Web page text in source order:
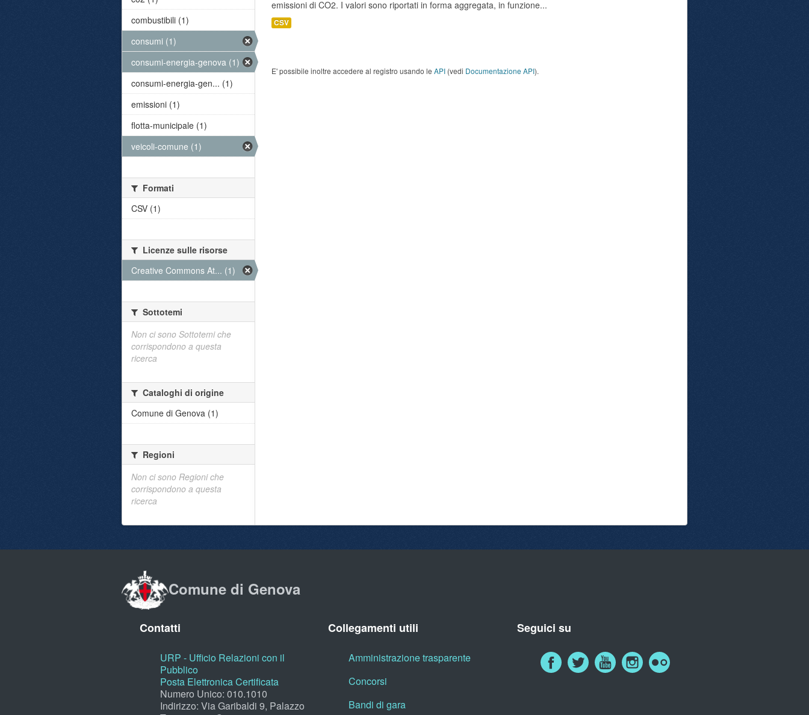
emissioni di CO2. I valori sono riportati in forma aggregata, in funzione...
CSV
E' possibile inoltre accedere al registro usando le API (vedi Documentazione API).
combustibili (1)
consumi (1)
consumi-energia-genova (1)
consumi-energia-gen... (1)
emissioni (1)
flotta-municipale (1)
veicoli-comune (1)
Formati
CSV (1)
Licenze sulle risorse
Creative Commons At... (1)
Sottotemi
Non ci sono Sottotemi che
corrispondono a questa
ricerca
Cataloghi di origine
Comune di Genova (1)
Regioni
Non ci sono Regioni che
corrispondono a questa
ricerca
Comune di Genova
Contatti
URP - Ufficio Relazioni con il
Pubblico
Posta Elettronica Certificata
Numero Unico: 010.1010
Indirizzo: Via Garibaldi 9, Palazzo
Collegamenti utili
Amministrazione trasparente
Concorsi
Bandi di gara
Seguici su